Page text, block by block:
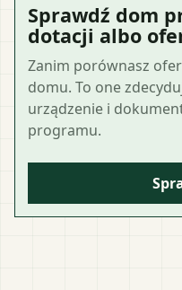
Sprawdź dom
dotacji albo
Zanim porównasz
domu. To one
urządzenie i
programu.